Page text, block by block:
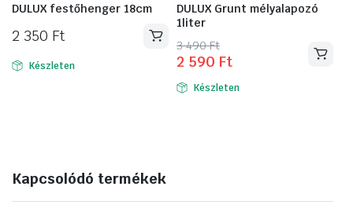
DULUX festőhenger 18cm
2 350 Ft
Készleten
DULUX Grunt mélyalapozó
1liter
3 490Ft
Original
price
was:
2 590 Ft
Current
price
is: Készleten
Kapcsolódó termékek